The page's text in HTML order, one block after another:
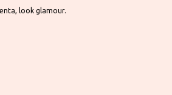
look glamour.